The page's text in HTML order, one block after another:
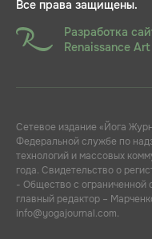
Все права защищены.
Разработка
Renaissance
Сетевое издание «Йога
Федеральной службе по
технологий и массовых
года. Свидетельство о
- Общество с ограниченной
главный редактор –
info@yogajournal.com.